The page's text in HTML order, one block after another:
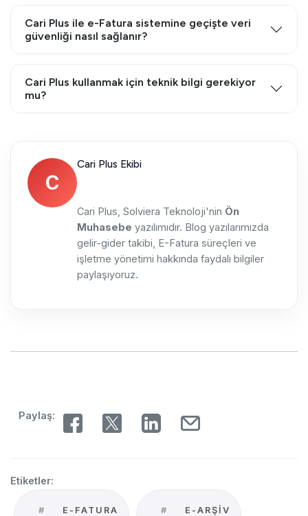
Cari Plus ile e-Fatura sistemine geçişte veri
güvenliği nasıl sağlanır?
Cari Plus kullanmak için teknik bilgi gerekiyor
mu?
C
Cari Plus Ekibi
Cari Plus, Solviera Teknoloji'nin Ön
Muhasebe yazılımıdır. Blog yazılarımızda
gelir-gider takibi, E-Fatura süreçleri ve
işletme yönetimi hakkında faydalı bilgiler
paylaşıyoruz.
Paylaş:
Etiketler:
# E-FATURA # E-ARŞIV